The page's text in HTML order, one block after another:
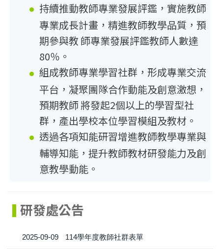
持續推動教師專業發展評鑑，實施教師
專業成長計畫，精進教師教學品質，預
期參與教 師專業發展評鑑教師人數達
80％。
組成教師專業學習社群，形成專業交流
平台，凝聚團隊合作動能及創意激想，
預期教師 將發起2個以上的學習型社
群，產出學校本位學習模組及教材。
透過各項知能研習增進教師教學專業與
輔導知能，提升教師教材研發能力及創
意教學動能。
研發處公告
2025-09-09 114學年度教師社群表單